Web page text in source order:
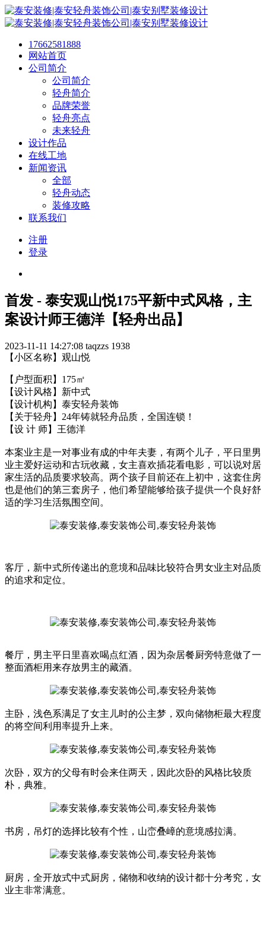
17662581888
网站首页
公司简介
公司简介
轻舟简介
品牌荣誉
轻舟亮点
未来轻舟
设计作品
在线工地
新闻资讯
全部
轻舟动态
装修攻略
联系我们
注册
登录
首发 - 泰安观山悦175平新中式风格，主
案设计师王德洋【轻舟出品】
2023-11-11 14:27:08 taqzzs 1938
【小区名称】观山悦
【户型面积】175㎡
【设计风格】新中式
【设计机构】泰安轻舟装饰
【关于轻舟】24年铸就轻舟品质，全国连锁！
【设 计 师】王德洋
本案业主是一对事业有成的中年夫妻，有两个儿子，平日里男
业主爱好运动和古玩收藏，女主喜欢插花看电影，可以说对居
家生活的品质要求较高。两个孩子目前还在上初中，这套住房
也是他们的第三套房子，他们希望能够给孩子提供一个良好舒
适的学习生活氛围空间。
客厅，新中式所传递出的意境和品味比较符合男女业主对品质
的追求和定位。
餐厅，男主平日里喜欢喝点红酒，因为杂居餐厨旁特意做了一
整面酒柜用来存放男主的藏酒。
主卧，浅色系满足了女主儿时的公主梦，双向储物柜最大程度
的将空间利用率提升上来。
次卧，双方的父母有时会来住两天，因此次卧的风格比较质
朴，典雅。
书房，吊灯的选择比较有个性，山峦叠嶂的意境感拉满。
厨房，全开放式中式厨房，储物和收纳的设计都十分考究，女
业主非常满意。